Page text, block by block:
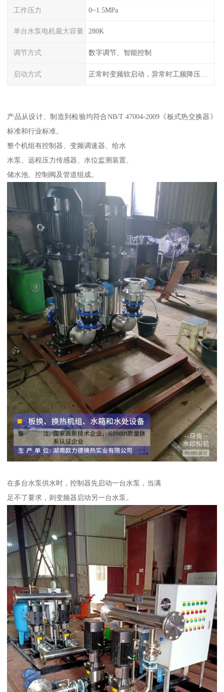
工作压力 0~1.5MPa
单台水泵电机最大容量 280K
调节方式 数字调节、智能控制
启动方式 正常时变频软启动，异常时工频降压或全压启动
产品从设计、制造到检验均符合NB/T 47004-2009《板式热交换器》
标准和行业标准。
整个机组有控制器、变频调速器、给水
水泵、远程压力传感器、水位监测装置、
储水池、控制阀及管道组成。
在多台水泵供水时，控制器先启动一台水泵，当满
足不了要求，则变频器启动另一台水泵。